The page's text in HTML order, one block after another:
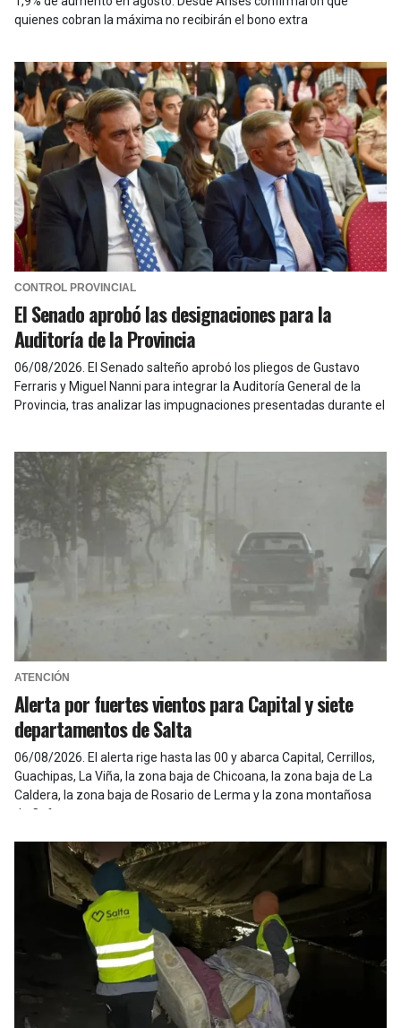
quienes cobran la máxima no recibirán el bono extra
CONTROL PROVINCIAL
El Senado aprobó las designaciones para la
Auditoría de la Provincia
06/08/2026 El Senado salteño aprobó los pliegos de Gustavo
Ferraris y Miguel Nanni para integrar la Auditoría General de la
Provincia, tras analizar las impugnaciones presentadas durante el
ATENCIÓN
Alerta por fuertes vientos para Capital y siete
departamentos de Salta
06/08/2026 El alerta rige hasta las 00 y abarca Capital, Cerrillos,
Guachipas, La Viña, la zona baja de Chicoana, la zona baja de La
Caldera, la zona baja de Rosario de Lerma y la zona montañosa
de Cafayate.